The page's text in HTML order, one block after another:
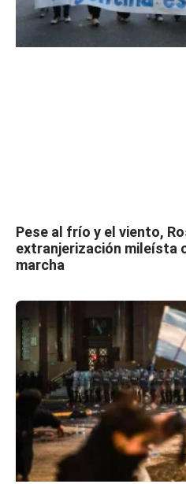
Pese al frío y el viento,
extranjerización mileísta
marcha